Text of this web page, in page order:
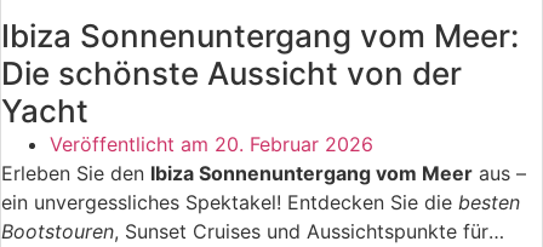
Ibiza Sonnenuntergang vom Meer:
Die schönste Aussicht von der
Yacht
Veröffentlicht am 20. Februar 2026
Erleben Sie den Ibiza Sonnenuntergang vom Meer aus –
ein unvergessliches Spektakel! Entdecken Sie die besten
Bootstouren, Sunset Cruises und Aussichtspunkte für